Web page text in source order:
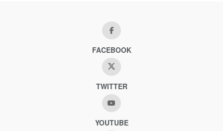
FACEBOOK
TWITTER
YOUTUBE